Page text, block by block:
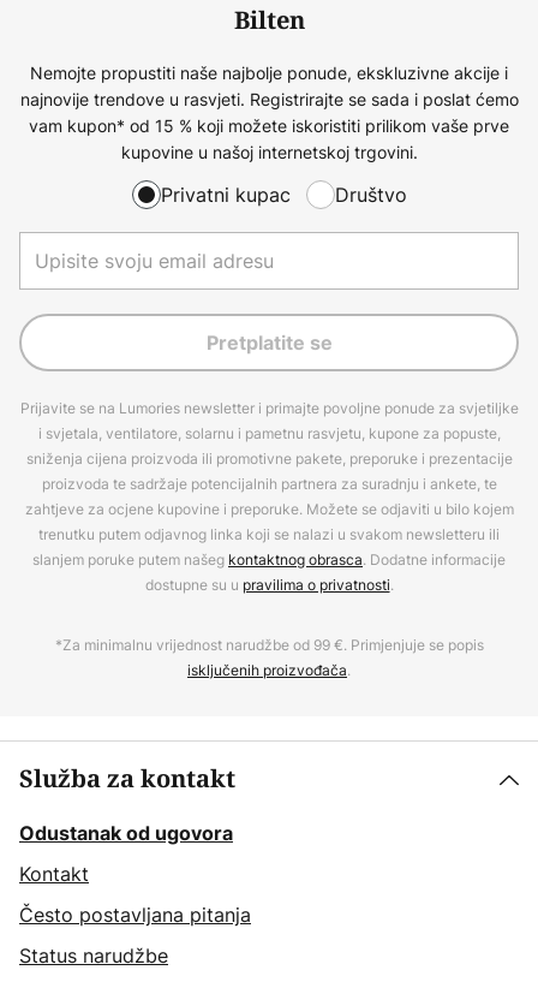
Bilten
Nemojte propustiti naše najbolje ponude, ekskluzivne akcije i
najnovije trendove u rasvjeti. Registrirajte se sada i poslat ćemo
vam kupon* od 15 % koji možete iskoristiti prilikom vaše prve
kupovine u našoj internetskoj trgovini.
Privatni kupac Društvo
Pretplatite se
Prijavite se na Lumories newsletter i primajte povoljne ponude za svjetiljke
i svjetala, ventilatore, solarnu i pametnu rasvjetu, kupone za popuste,
sniženja cijena proizvoda ili promotivne pakete, preporuke i prezentacije
proizvoda te sadržaje potencijalnih partnera za suradnju i ankete, te
zahtjeve za ocjene kupovine i preporuke. Možete se odjaviti u bilo kojem
trenutku putem odjavnog linka koji se nalazi u svakom newsletteru ili
slanjem poruke putem našeg kontaktnog obrasca. Dodatne informacije
dostupne su u pravilima o privatnosti.
*Za minimalnu vrijednost narudžbe od 99 €. Primjenjuje se popis
isključenih proizvođača.
Služba za kontakt
Odustanak od ugovora
Kontakt
Često postavljana pitanja
Status narudžbe